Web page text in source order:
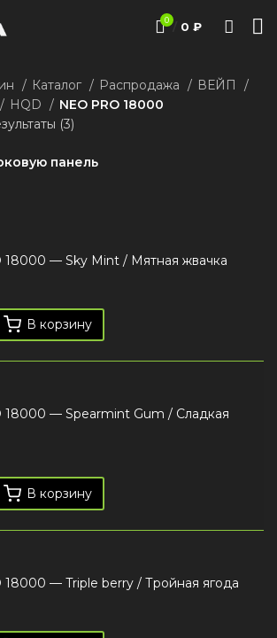
0 / 0 ₽
Каталог Распродажа
ВЕЙП
HQD
NEO PRO 18000
(3)
панель
18000 — Sky Mint / Мятная жвачка
В корзину
18000 — Spearmint Gum / Сладкая
В корзину
18000 — Triple berry / Тройная ягода